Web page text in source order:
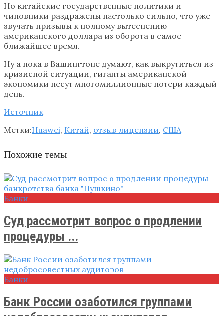
Но китайские государственные политики и
чиновники раздражены настолько сильно, что уже
звучать призывы к полному вытеснению
американского доллара из оборота в самое
ближайшее время.
Ну а пока в Вашингтоне думают, как выкрутиться из
кризисной ситуации, гиганты американской
экономики несут многомиллионные потери каждый
день.
Источник
Метки:Huawei, Китай, отзыв лицензии, США
Похожие темы
Банки
Суд рассмотрит вопрос о продлении
процедуры ...
Банки
Банк России озаботился группами